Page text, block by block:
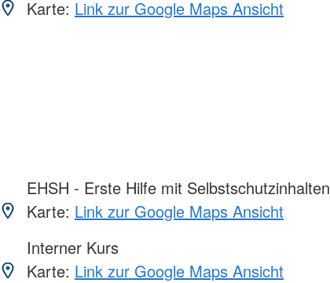
Karte: Link zur Google Maps Ansicht
EHSH - Erste Hilfe mit Selbstschutzinhalten
Karte: Link zur Google Maps Ansicht
Interner Kurs
Karte: Link zur Google Maps Ansicht